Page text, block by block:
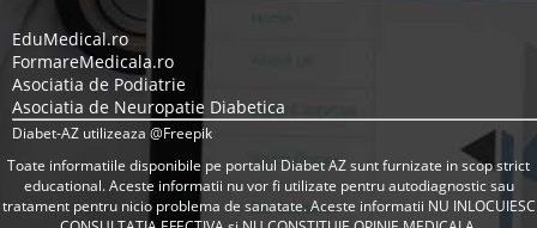
EduMedical.ro
FormareMedicala.ro
Asociatia de Podiatrie
Asociatia de Neuropatie Diabetica
Diabet-AZ utilizeaza @Freepik
Toate informatiile disponibile pe portalul Diabet AZ sunt furnizate in scop strict
educational. Aceste informatii nu vor fi utilizate pentru autodiagnostic sau
tratament pentru nicio problema de sanatate. Aceste informatii NU INLOCUIESC